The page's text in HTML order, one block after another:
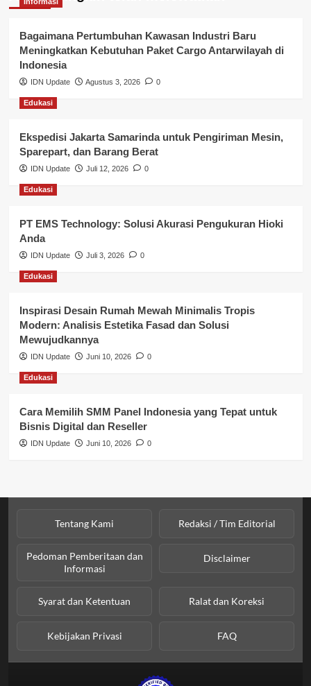
Kepegawaian & ASN Banyuasin
Kesehatan
Keuangan
Lalu Lintas
Layanan Publik Kabupaten Banyuasin
Nasional
Pemerintahan
Pendidikan
Perbankan & Keuangan
Perpajakan & Keuangan
Profil Wilayah Banyuasin
Sosial & Budaya
Sosial & Kesejahteraan
Bagaimana Pertumbuhan Kawasan Industri Baru
Meningkatkan Kebutuhan Paket Cargo Antarwilayah di
Indonesia
IDN Update Agustus 3, 2026 0
Edukasi
Ekspedisi Jakarta Samarinda untuk Pengiriman Mesin,
Sparepart, dan Barang Berat
IDN Update Juli 12, 2026 0
Edukasi
PT EMS Technology: Solusi Akurasi Pengukuran Hioki
Anda
IDN Update Juli 3, 2026 0
Edukasi
Inspirasi Desain Rumah Mewah Minimalis Tropis
Modern: Analisis Estetika Fasad dan Solusi
Mewujudkannya
IDN Update Juni 10, 2026 0
Edukasi
Cara Memilih SMM Panel Indonesia yang Tepat untuk
Bisnis Digital dan Reseller
IDN Update Juni 10, 2026 0
Tentang Kami Redaksi / Tim Editorial
Pedoman Pemberitaan dan
Informasi
Disclaimer
Syarat dan Ketentuan Ralat dan Koreksi
Kebijakan Privasi FAQ